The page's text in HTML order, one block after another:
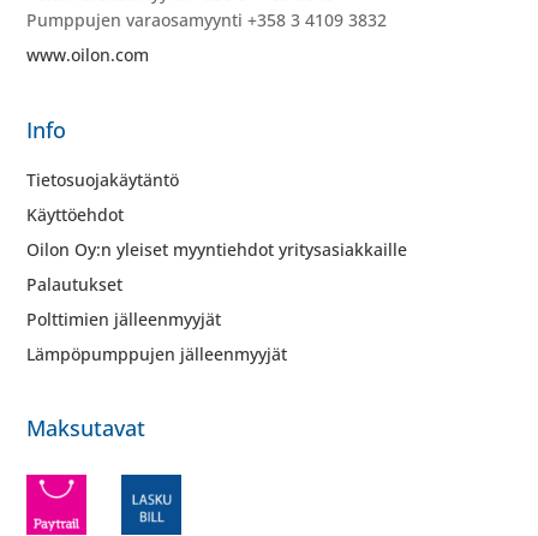
Pumppujen varaosamyynti +358 3 4109 3832
www.oilon.com
Info
Tietosuojakäytäntö
Käyttöehdot
Oilon Oy:n yleiset myyntiehdot yritysasiakkaille
Palautukset
Polttimien jälleenmyyjät
Lämpöpumppujen jälleenmyyjät
Maksutavat